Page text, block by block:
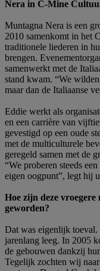
Nera in C-Mine
Muntagna Nera is een
2010 samenkomt in het
traditionele liederen in
brengen.
samenwerkt met de
stand kwam. “We
maar dan de Italiaanse
Eddie werkt als
en een carrière van
gevestigd op een oude
met de multiculturele
geregeld samen met de
“We proberen steeds
eigen oogpunt”, legt hij
Hoe zijn deze
geworden?
Dat was eigenlijk
jarenlang leeg. In 2005
de gebouwen dankzij
Tegelijk zochten wij